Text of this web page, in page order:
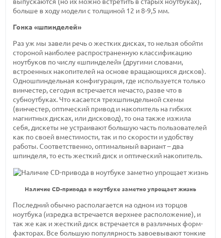
больше в ходу модели с толщиной 12 и 8-9,5 мм.
Гонка «шпинделей»
Раз уж мы завели речь о жестких дисках, то нельзя обойти
стороной наиболее распространенную классификацию
ноутбуков по числу «шпинделей» (другими словами,
встроенных накопителей на основе вращающихся дисков).
Одношпиндельная конфигурация, где используется только
винчестер, сегодня встречается нечасто, разве что в
субноутбуках. Что касается трехшпиндельной схемы
(винчестер, оптический привод и накопитель на гибких
магнитных дисках, или дисковод), то она также изжила
себя, дискеты не устраивают большую часть пользователей
как по своей вместимости, так и по скорости и удобству
работы. Соответственно, оптимальный вариант – два
шпинделя, то есть жесткий диск и оптический накопитель.
Наличие CD-привода в ноутбуке заметно упрощает жизнь
Последний обычно располагается на одном из торцов
ноутбука (изредка встречается верхнее расположение), и
так же как и жесткий диск встречается в различных форм-
факторах. Все большую популярность завоевывают тонкие